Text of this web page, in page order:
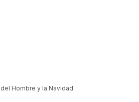
del Hombre y la Navidad